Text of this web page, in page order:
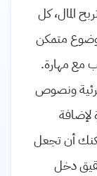
المال، كل
متمكن
مع مهارة.
ونصوص
أن تجعل
دخل